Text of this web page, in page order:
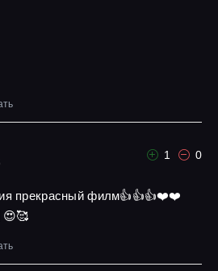
1 0
прекрасный филм👍👍👍❤️❤️